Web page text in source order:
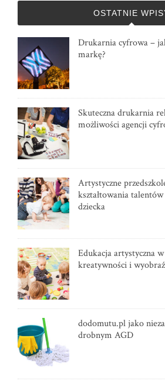
OSTATNIE
Drukarnia cyfrowa –
markę?
Skuteczna drukarnia
możliwości agencji
Artystyczne
kształtowania
dziecka
Edukacja artystyczna
kreatywności i
dodomutu.pl jako
drobnym AGD